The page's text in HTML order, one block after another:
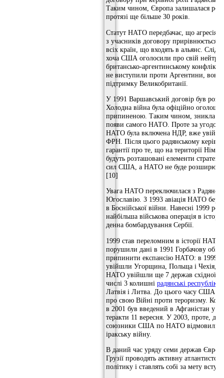
Таким чином, Європа залишалася
протязі ще більше 30 років.
Статут НАТО передбачає, що агресія
з учасників договору прирівнюється
всіх країн, що входять в альянс. Слід
хоча США оголосили про свій
британсько-аргентинському конфлікті
не виступили проти Аргентини, вони
підтримку Великобританії.
У 1991 Варшавський договір був
Холодна війна була офіційно
припиненою. Таким чином, зникла
появи самого НАТО. Проте за
НАТО була включена НДР, вже
ФРН. Після цього радянському
гарантії про те, що на території
будуть розташовані елементи
сил США, а НАТО не буде
[10]
Увага НАТО переключилася з
Югославію. З 1993 авіація НАТО бере
в Боснійської війни. Навесні 1999
найбільша військова операція в
денна бомбардування Сербії.
1999 став переломним в історії
порушили дані в 1991 Горбачову
припинити експансію НАТО: в 1999 в
увійшли Угорщина, Польща і Чехія, в
НАТО увійшли ще 7 держав східної
числі 3 колишні радянські республіки
Латвія і Литва. До цього часу США
про свою Війні проти тероризму.
в 2001 був введений в Афганістан у
теракти 11 вересня. У 2003, проте,
союзники США по НАТО відмовилися
іракську війну.
В даний час уряду семи держав
Грузії проводять активну
політику і ставлять собі за мету